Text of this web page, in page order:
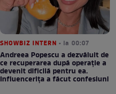
SHOWBIZ INTERN • la 00:07
Andreea Popescu a dezvăluit de
ce recuperarea după operație a
devenit dificilă pentru ea.
Influencerița a făcut confesiuni